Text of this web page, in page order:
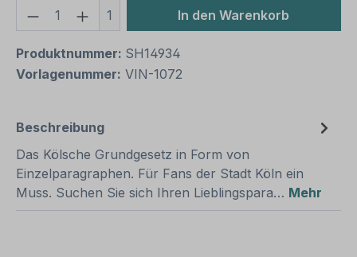
Produkt Anzahl: Gib den
1 In den Warenkorb
Produktnummer: SH14934
Vorlagenummer: VIN-1072
Beschreibung
Das Kölsche Grundgesetz in Form von
Einzelparagraphen. Für Fans der Stadt Köln ein
Muss. Suchen Sie sich Ihren Lieblingspara… Mehr